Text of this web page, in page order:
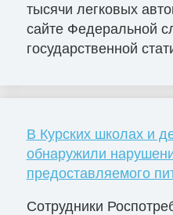
тысячи легковых
сайте Федеральной
государственной
В Курских школах и
обнаружили
предоставляемого
Сотрудники